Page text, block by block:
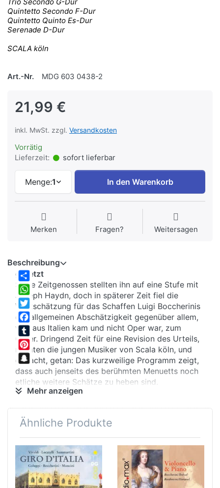
Quintetto Secondo F-Dur
Quintetto Quinto Es-Dur
Serenade D-Dur
SCALA köln
Art.-Nr. MDG 603 0438-2
21,99 €
inkl. MwSt. zzgl. Versandkosten
Vorrätig
Lieferzeit:
sofort lieferbar
Menge:1 In den Warenkorb
Merken Fragen? Weitersagen
Share
WhatsApp
Twitter
Facebook
Tumblr
Pinterest
Snapchat
Beschreibung
gesetzt
Seine Zeitgenossen stellten ihn auf eine Stufe mit
Joseph Haydn, doch in späterer Zeit fiel die
Wertschätzung für das Schaffen Luigi Boccherinis
der allgemeinen Abschätzigkeit gegenüber allem,
was aus Italien kam und nicht Oper war, zum
Opfer. Dringend Zeit für eine Revision des Urteils,
meinten die jungen Musiker von Scala köln, und
gedacht, getan: Das kurzweilige Programm zeigt,
dass auch jenseits des berühmten Menuetts noch
etliche weitere Schätze zu heben sind.
profund
Auffallend ist immer wieder die besondere Rolle,
vielgefragter Cellist, scheute er vor technischen
Schwierigkeiten oder extremen Lagen nicht
zurück. Und dann war da noch Prinz Friedrich
Wilhelm von Preußen, der ebenfalls das Cello
Mehr anzeigen
Ähnliche Produkte